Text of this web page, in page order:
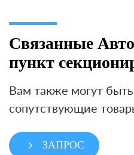
Связанные
пункт
Вам также могут
сопутствующие
ЗАПРОС